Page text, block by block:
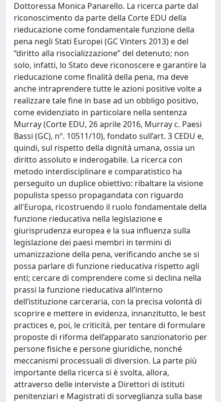
Dottoressa Monica Panarello. La ricerca parte dal
riconoscimento da parte della Corte EDU della
rieducazione come fondamentale funzione della
pena negli Stati Europei (GC Vinters 2013) e del
“diritto alla risocializzazione” del detenuto; non
solo, infatti, lo Stato deve riconoscere e garantire la
rieducazione come finalità della pena, ma deve
anche intraprendere tutte le azioni positive volte a
realizzare tale fine in base ad un obbligo positivo,
come evidenziato in particolare nella sentenza
Murray (Corte EDU, 26 aprile 2016, Murray c. Paesi
Bassi (GC), nº. 10511/10), fondato sull’art. 3 CEDU e,
quindi, sul rispetto della dignità umana, ossia un
diritto assoluto e inderogabile. La ricerca con
metodo interdisciplinare e comparatistico ha
perseguito un duplice obiettivo: ribaltare la visione
populista spesso propagandata con riguardo
all'Europa, ricostruendo il ruolo fondamentale della
funzione rieducativa nella legislazione e
giurisprudenza europea e la sua influenza sulla
legislazione dei paesi membri in termini di
umanizzazione della pena, verificando anche se si
possa parlare di funzione rieducativa rispetto agli
enti; cercare di comprendere come si declina nella
prassi la funzione rieducativa all’interno
dell’istituzione carceraria, con la precisa volontà di
scoprire e mettere in evidenza, innanzitutto, le best
practices e, poi, le criticità, per tentare di formulare
proposte di riforma dell’apparato sanzionatorio per
persone fisiche e persone giuridiche, nonché
meccanismi processuali di diversion. La parte più
importante della ricerca si è svolta, allora,
attraverso delle interviste a Direttori di istituti
penitenziari e Magistrati di sorveglianza sulla base